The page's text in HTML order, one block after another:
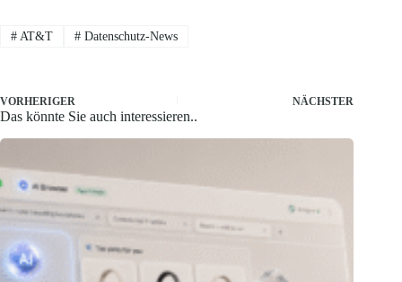
#AT&T #Datenschutz-News
VORHERIGER NÄCHSTER
Das könnte Sie auch interessieren..